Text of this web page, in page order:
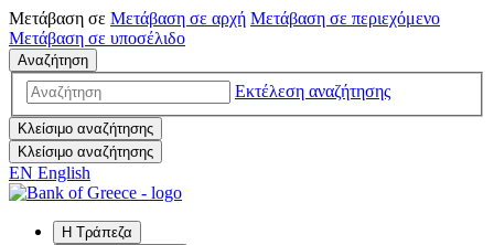
Μετάβαση σε Μετάβαση σε αρχή Μετάβαση σε περιεχόμενο
Μετάβαση σε υποσέλιδο
Αναζήτηση
Εκτέλεση αναζήτησης
Κλείσιμο αναζήτησης
Κλείσιμο αναζήτησης
EN English
Η Τράπεζα